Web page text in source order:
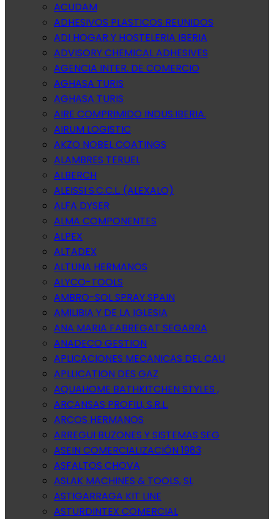
ACUDAM
ADHESIVOS PLASTICOS REUNIDOS
ADI HOGAR Y HOSTELERIA IBERIA
ADVISORY CHEMICAL ADHESIVES
AGENCIA INTER. DE COMERCIO
AGHASA TURIS
AGHASA TURIS
AIRE COMPRIMIDO INDUS.IBERIA.
AIRUM LOGISTIC
AKZO NOBEL COATINGS
ALAMBRES TERUEL
ALBERCH
ALEISSI S.C.C.L. (ALEXALO)
ALFA DYSER
ALMA COMPONENTES
ALPEX
ALTADEX
ALTUNA HERMANOS
ALYCO-TOOLS
AMBRO-SOL SPRAY SPAIN
AMILIBIA Y DE LA IGLESIA
ANA MARIA FABREGAT SEGARRA
ANADECO GESTION
APLICACIONES MECANICAS DEL CAU
APLLICATION DES GAZ
AQUAHOME BATHKITCHEN STYLES ,
ARCANSAS PROFILI, S.R.L.
ARCOS HERMANOS
ARREGUI BUZONES Y SISTEMAS SEG
ASEIN COMERCIALIZACIÓN 1983
ASFALTOS CHOVA
ASLAK MACHINES & TOOLS, SL
ASTIGARRAGA KIT LINE
ASTURDINTEX COMERCIAL